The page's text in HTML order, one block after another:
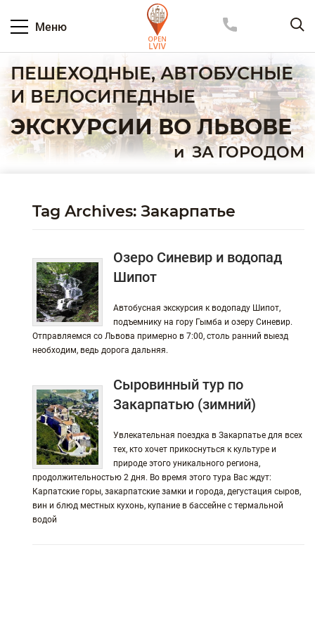
Меню
ПЕШЕХОДНЫЕ, АВТОБУСНЫЕ
И ВЕЛОСИПЕДНЫЕ
ЭКСКУРСИИ ВО ЛЬВОВЕ
иЗА ГОРОДОМ
Tag Archives: Закарпатье
Озеро Синевир и водопад
Шипот
Автобусная экскурсия к водопаду Шипот,
подъемнику на гору Гымба и озеру Синевир.
Отправляемся со Львова примерно в 7:00, столь ранний выезд
необходим, ведь дорога дальняя.
Сыровинный тур по
Закарпатью (зимний)
Увлекательная поездка в Закарпатье для всех
тех, кто хочет прикоснуться к культуре и
природе этого уникального региона,
продолжительностью 2 дня. Во время этого тура Вас ждут:
Карпатские горы, закарпатские замки и города, дегустация сыров,
вин и блюд местных кухонь, купание в бассейне с термальной
водой